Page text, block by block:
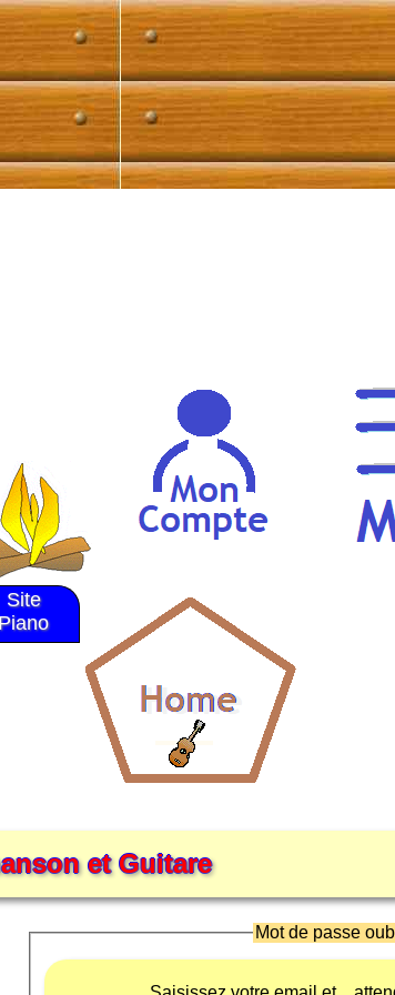
Site
Piano
et Guitare
Mot de passe